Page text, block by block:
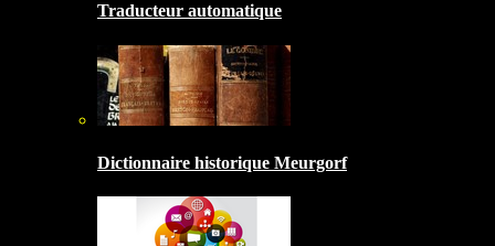
Traducteur automatique
Dictionnaire historique Meurgorf